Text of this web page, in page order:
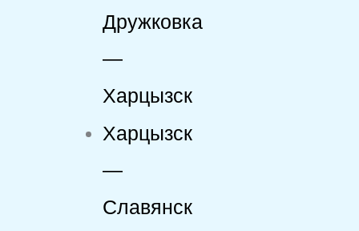
Дружковка
—
Харцызск
Харцызск
—
Славянск